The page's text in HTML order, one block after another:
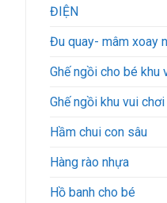
ĐIỆN
Đu quay- mâm xoay
Ghế ngồi cho bé khu
Ghế ngồi khu vui chơi
Hầm chui con sâu
Hàng rào nhựa
Hồ banh cho bé